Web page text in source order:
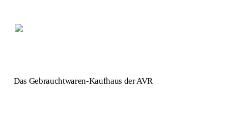
Das Gebrauchtwaren-Kaufhaus der AVR